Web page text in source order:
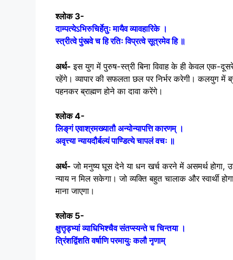
श्लोक 3-
दाम्पत्येऽभिरुचिर्हेतुः मायैव व्यावहारिके ।
स्त्रीत्वे पुंस्त्वे च हि रतिः विप्रत्वे सूत्रमेव हि ॥
अर्थ- इस युग में पुरुष-स्त्री बिना विवाह के ही केवल एक-
रहेंगे। व्यापार की सफलता छल पर निर्भर करेगी। कलयुग में
पहनकर ब्राह्मण होने का दावा करेंगे।
श्लोक 4-
लिङ्‌गं एवाश्रमख्यातौ अन्योन्यापत्ति कारणम् ।
अवृत्त्या न्यायदौर्बल्यं पाण्डित्ये चापलं वचः ॥
अर्थ- जो मनुष्य घूस देने या धन खर्च करने में असमर्थ होगा,
न्याय न मिल सकेगा। जो व्यक्ति बहुत चालाक और स्वार्थी
माना जाएगा।
श्लोक 5-
क्षुत्तृड्भ्यां व्याधिभिश्चैव संतप्स्यन्ते च चिन्तया ।
त्रिंशद्विंशति वर्षाणि परमायुः कलौ नृणाम्